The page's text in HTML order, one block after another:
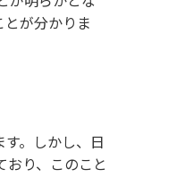
とが分かりま
。しかし、日
おり、このこと